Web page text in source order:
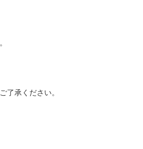
了承ください。